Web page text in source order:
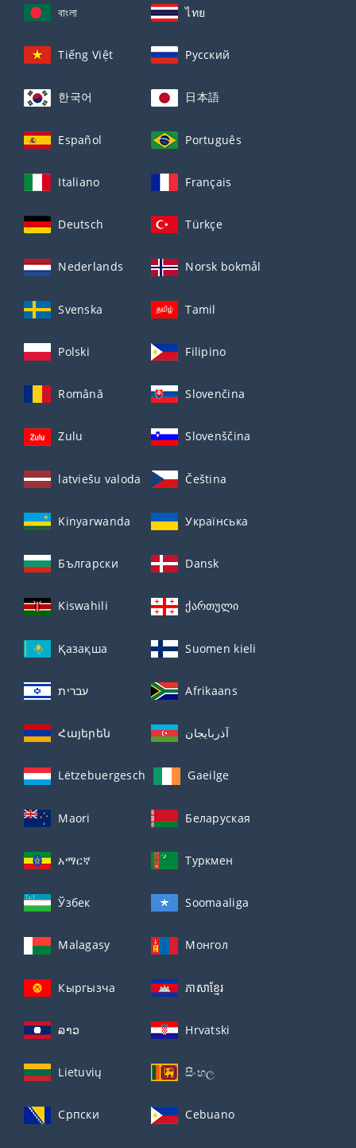
বাংলা ไทย
Tiếng Việt Русский
한국어 日本語
Español Português
Italiano Français
Deutsch Türkçe
Nederlands Norsk bokmål
Svenska Tamil
Polski Filipino
Română Slovenčina
Zulu Slovenščina
latviešu valoda Čeština
Kinyarwanda Українська
Български Dansk
Kiswahili ქართული
Қазақша Suomen kieli
עברית Afrikaans
Հայերեն آذربايجان
Lëtzebuergesch Gaeilge
Maori Беларуская
አማርኛ Туркмен
Ўзбек Soomaaliga
Malagasy Монгол
Кыргызча ភាសាខ្មែរ
ລາວ Hrvatski
Lietuvių සිංහල
Српски Cebuano